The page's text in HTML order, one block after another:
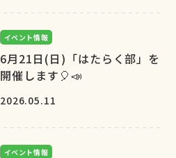
イベント情報
6月21日(日)「はたらく部」を
開催します🎈📣
2026.05.11
イベント情報